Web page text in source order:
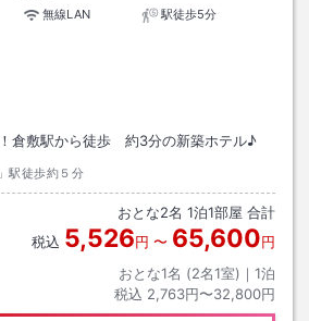
無線LAN
駅徒歩5分
倉敷駅から徒歩 約3分の新築ホテル♪
駅徒歩約５分
おとな2名 1泊1部屋 合計
税込 5,526円 〜 65,600円
おとな1名 (2名1室)｜ 1泊
税込 2,763円〜32,800円